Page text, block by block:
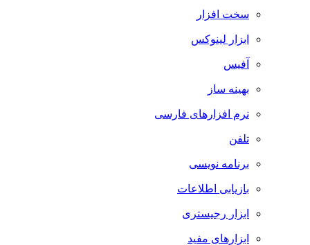
سخت افزار
ابزار لینوکس
آفیس
بهینه ساز
نرم افزارهای فارسی
تلفن
برنامه نویسی
بازیابی اطلاعات
ابزار رجیستری
ابزارهای مفید